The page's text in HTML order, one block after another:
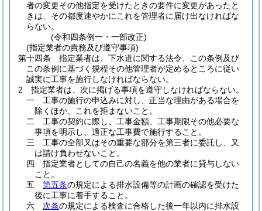
者の変更その他指定を受けたときの要件に変更があったと
きは、その都度速やかにこれを管理者に届け出なければな
らない。
(令和四条例一・一部改正)
(指定業者の責務及び遵守事項)
第十四条
指定業者は、下水道に関する法令、この条例及び
この条例に基づく規程その他管理者が定めるところに従い
誠実に工事を施行しなければならない。
2
指定業者は、次に掲げる事項を遵守しなければならない。
一
工事の施行の申込みに対し、正当な理由がある場合を
除くほか、これを拒まないこと。
二
工事の契約に際し、工事金額、工事期限その他必要な
事項を明示し、適正な工事費で施行すること。
三
工事の全部又はその重要な部分を第三者に委託し、又
は請け負わせないこと。
四
指定業者としての自己の名義を他の業者に貸与しない
こと。
五
第五条の規定による排水設備等の計画の確認を受けた
後に工事に着手すること。
六
次条の規定による検査に合格した後一年以内に排水設